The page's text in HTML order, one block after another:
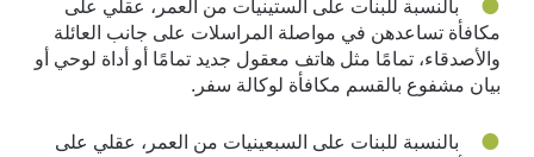
بالنسبة للبنات على الستينيات من العمر، عقلي على
مكافأة تساعدهن في مواصلة المراسلات على جانب العائلة
والأصدقاء، تمامًا مثل هاتف معقول جديد تمامًا أو أداة لوحي أو
بيان مشفوع بالقسم مكافأة لوكالة سفر.
بالنسبة للبنات على السبعينيات من العمر، عقلي على